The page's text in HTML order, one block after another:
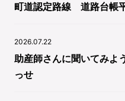
町道認定路線 道路台帳
2026.07.22
助産師さんに聞いてみよ
っせ